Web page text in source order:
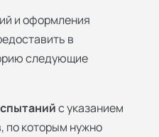
и оформления
в
следующие
с указанием
по которым нужно